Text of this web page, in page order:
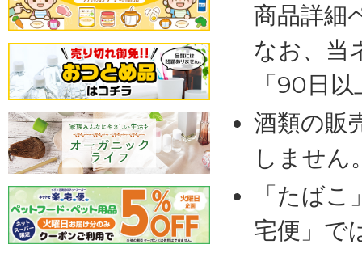
商品詳細
なお、当
「90日
酒類の販
しません
「たば
宅便」で